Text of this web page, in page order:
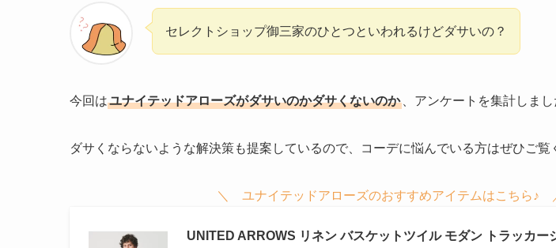
セレクトショップ御三家のひとつといわれるけどダサいの？
今回はユナイテッドアローズがダサいのかダサくないのか 、アンケートを集計しまし
ダサくならないような解決策も提案しているので、コーデに悩んでいる方はぜひご覧
＼ ユナイテッドアローズのおすすめアイテムはこちら♪
UNITED ARROWS リネン バスケットツイル モダン トラッカー